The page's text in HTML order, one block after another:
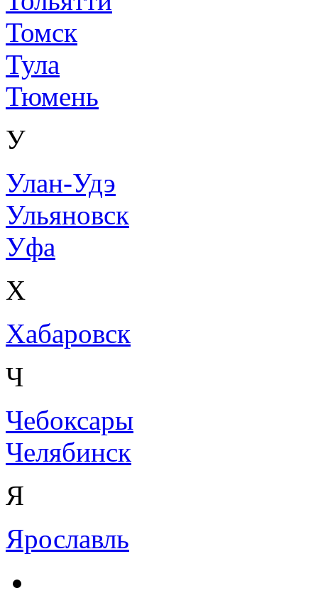
Томск
Тула
Тюмень
У
Улан-Удэ
Ульяновск
Уфа
Х
Хабаровск
Ч
Чебоксары
Челябинск
Я
Ярославль